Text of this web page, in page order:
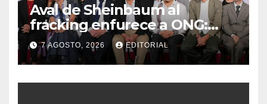
Aval de Sheinbaum al
fracking enfurece a ONG:
“Buscaban cómo usarlo con
menos culpa”
7 AGOSTO, 2026 EDITORIAL